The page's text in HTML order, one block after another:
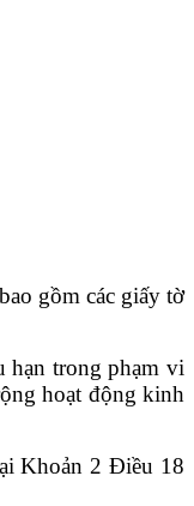
gồm các giấy tờ
hạn trong phạm vi
hoạt động kinh
Khoản 2 Điều 18